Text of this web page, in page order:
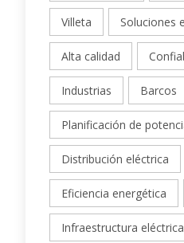
Villeta Soluciones
Alta calidad
Industrias Barcos
Planificación de
Distribución eléctrica
Eficiencia energética
Infraestructura eléctrica